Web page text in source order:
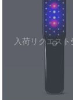
入荷リクエスト